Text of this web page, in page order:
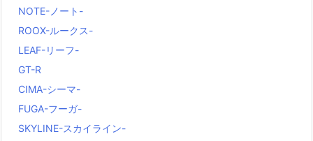
NOTE-ノート-
ROOX-ルークス-
LEAF-リーフ-
GT-R
CIMA-シーマ-
FUGA-フーガ-
SKYLINE-スカイライン-